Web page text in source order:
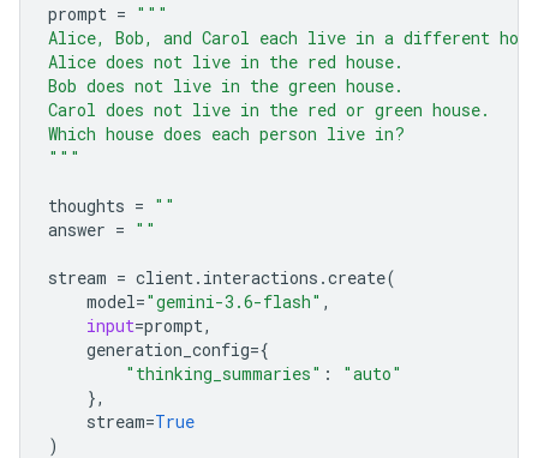
prompt = """
Alice, Bob, and Carol each live in a different
Alice does not live in the red house.
Bob does not live in the green house.
Carol does not live in the red or green house.
Which house does each person live in?
"""
thoughts = ""
answer = ""
stream = client. interactions .create(
model="gemini-3.6-flash" ,
input=prompt,
generation_config={
"thinking_summaries" :
"auto"
},
stream=True
)